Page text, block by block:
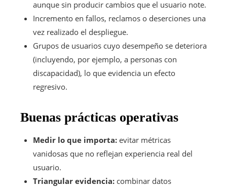
aunque sin producir cambios que el usuario note.
Incremento en fallos, reclamos o deserciones una
vez realizado el despliegue.
Grupos de usuarios cuyo desempeño se deteriora
(incluyendo, por ejemplo, a personas con
discapacidad), lo que evidencia un efecto
regresivo.
Buenas prácticas operativas
Medir lo que importa: evitar métricas
vanidosas que no reflejan experiencia real del
usuario.
Triangular evidencia: combinar datos